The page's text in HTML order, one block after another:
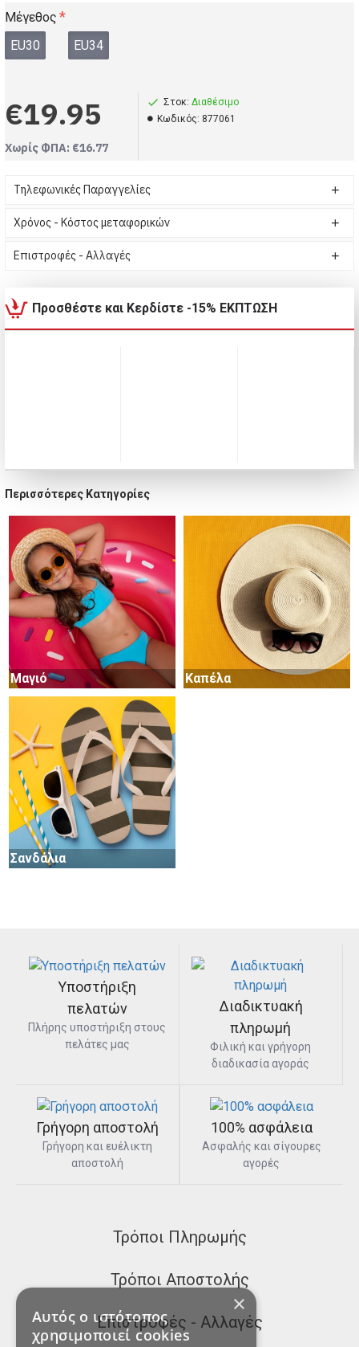
€19.95
Χωρίς ΦΠΑ: €16.77
Στοκ: Διαθέσιμο
Kωδικός: 877061
Μέγεθος
EU30
EU34
Τηλεφωνικές Παραγγελίες
Χρόνος - Κόστος μεταφορικών
Επιστροφές - Αλλαγές
Προσθέστε και Κερδίστε -15% ΕΚΠΤΩΣΗ
Περισσότερες Κατηγορίες
Μαγιό Καπέλα
Σανδάλια
Γυαλιά
Αξεσουάρ
Υποστήριξη
πελατών
Πλήρης υποστήριξη στους
πελάτες μας
Διαδικτυακή
πληρωμή
Φιλική και γρήγορη
διαδικασία αγοράς
Γρήγορη αποστολή
Γρήγορη και ευέλικτη
αποστολή
100% ασφάλεια
Ασφαλής και σίγουρες
αγορές
Τρόποι Πληρωμής
Τρόποι Αποστολής
Επιστροφές - Αλλαγές
×
Αυτός ο ιστότοπος
χρησιμοποιεί cookies